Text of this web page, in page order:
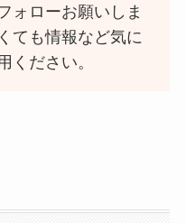
ォローお願いしま
ても情報など気に
ください。